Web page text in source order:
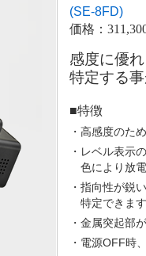
(SE-8FD)
価格：
感度に優
特定する
■特徴
・高感度のた
・レベル表示
色により放
・指向性が鋭
特定できま
・金属突起部
・電源OFF時